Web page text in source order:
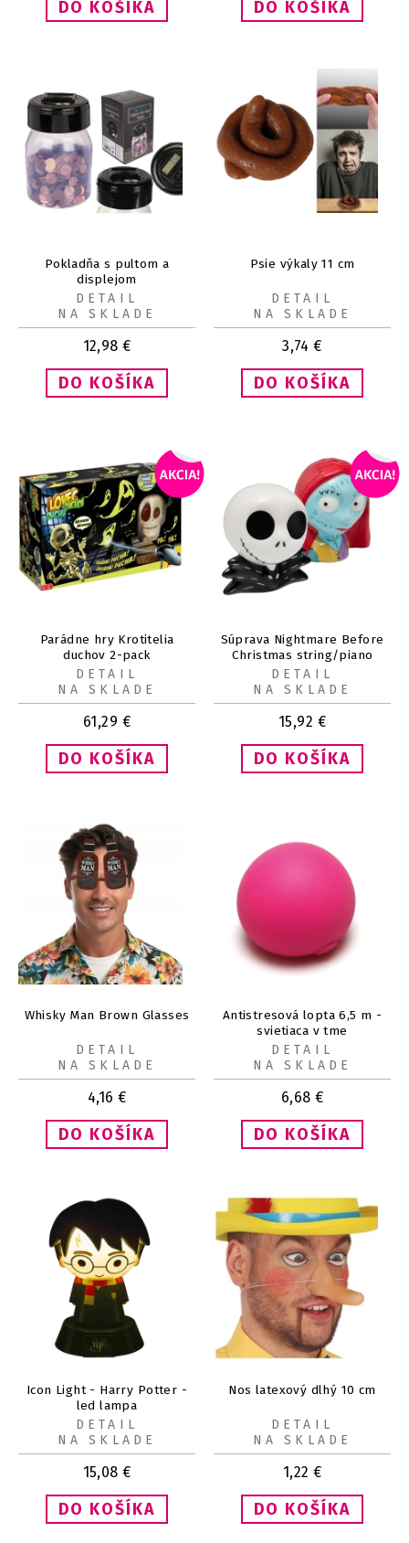
Pokladňa s pultom a
displejom
12,98 €
DETAIL
NA SKLADE
Psie výkaly 11 cm
3,74 €
DETAIL
NA SKLADE
Parádne hry Krotitelia
duchov 2-pack
61,29 €
DETAIL
NA SKLADE
Súprava Nightmare Before
Christmas string/piano
15,92 €
DETAIL
NA SKLADE
Whisky Man Brown Glasses
4,16 €
DETAIL
NA SKLADE
Antistresová lopta 6,5 m -
svietiaca v tme
6,68 €
DETAIL
NA SKLADE
Icon Light - Harry Potter -
led lampa
15,08 €
DETAIL
NA SKLADE
Nos latexový dlhý 10 cm
1,22 €
DETAIL
NA SKLADE